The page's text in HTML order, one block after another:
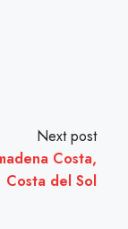
Next post
Costa,
Costa del Sol